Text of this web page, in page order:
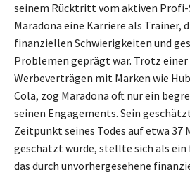
seinem Rücktritt vom aktiven
Maradona eine Karriere als Trainer,
finanziellen Schwierigkeiten und
Problemen geprägt war. Trotz einer
Werbeverträgen mit Marken wie
Cola, zog Maradona oft nur ein
seinen Engagements. Sein
Zeitpunkt seines Todes auf etwa 37
geschätzt wurde, stellte sich als ein
das durch unvorhergesehene